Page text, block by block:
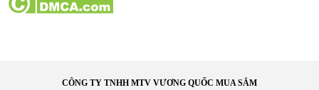
quản nhiều loại thực phẩm tươi sống.
CÔNG TY TNHH MTV VƯƠNG QUỐC MUA SẮM